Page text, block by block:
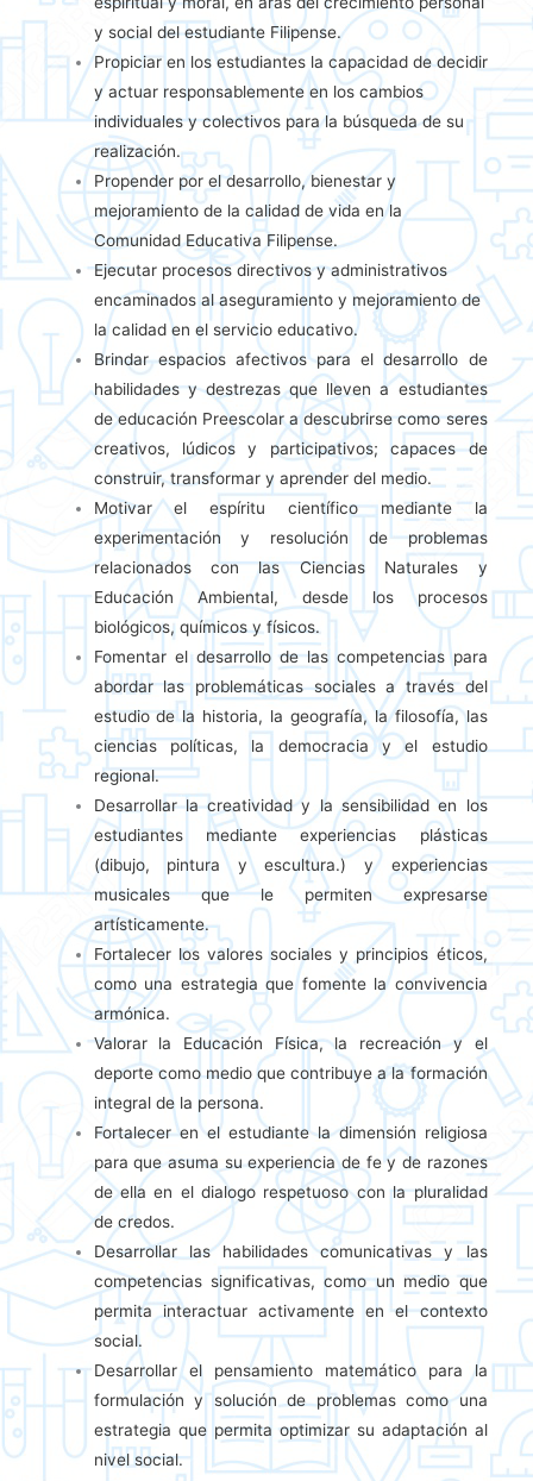
y social del estudiante Filipense.
Propiciar en los estudiantes la capacidad de decidir
y actuar responsablemente en los cambios
individuales y colectivos para la búsqueda de su
realización.
Propender por el desarrollo, bienestar y
mejoramiento de la calidad de vida en la
Comunidad Educativa Filipense.
Ejecutar procesos directivos y administrativos
encaminados al aseguramiento y mejoramiento de
la calidad en el servicio educativo.
Brindar espacios afectivos para el desarrollo de
habilidades y destrezas que lleven a estudiantes
de educación Preescolar a descubrirse como seres
creativos, lúdicos y participativos; capaces de
construir, transformar y aprender del medio.
Motivar el espíritu científico mediante la
experimentación y resolución de problemas
relacionados con las Ciencias Naturales y
Educación Ambiental, desde los procesos
biológicos, químicos y físicos.
Fomentar el desarrollo de las competencias para
abordar las problemáticas sociales a través del
estudio de la historia, la geografía, la filosofía, las
ciencias políticas, la democracia y el estudio
regional.
Desarrollar la creatividad y la sensibilidad en los
estudiantes mediante experiencias plásticas
(dibujo, pintura y escultura.) y experiencias
musicales que le permiten expresarse
artísticamente.
Fortalecer los valores sociales y principios éticos,
como una estrategia que fomente la convivencia
armónica.
Valorar la Educación Física, la recreación y el
deporte como medio que contribuye a la formación
integral de la persona.
Fortalecer en el estudiante la dimensión religiosa
para que asuma su experiencia de fe y de razones
de ella en el dialogo respetuoso con la pluralidad
de credos.
Desarrollar las habilidades comunicativas y las
competencias significativas, como un medio que
permita interactuar activamente en el contexto
social.
Desarrollar el pensamiento matemático para la
formulación y solución de problemas como una
estrategia que permita optimizar su adaptación al
nivel social.